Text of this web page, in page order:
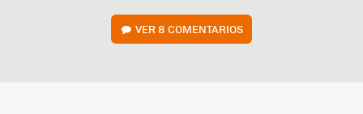
VER8 COMENTARIOS